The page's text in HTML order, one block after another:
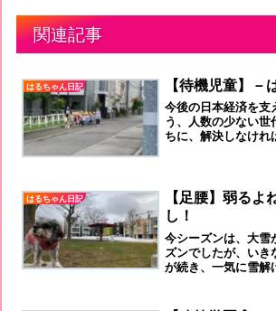
関連記事
はるちゃん日記 【待機児童】
今後の日本経済を支
う、人数の少ない世
ちに、解決しなけれ
はるちゃん日記
【足腰】弱る
し！
今シーズンは、大雪
ズンでしたが、いき
が続き、一気に雪解